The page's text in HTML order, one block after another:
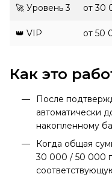
🚀 Уровень 3 от 30
👑 VIP от 50
Как это
После
автоматически
накопленному
Когда общая
30 000 / 50 000